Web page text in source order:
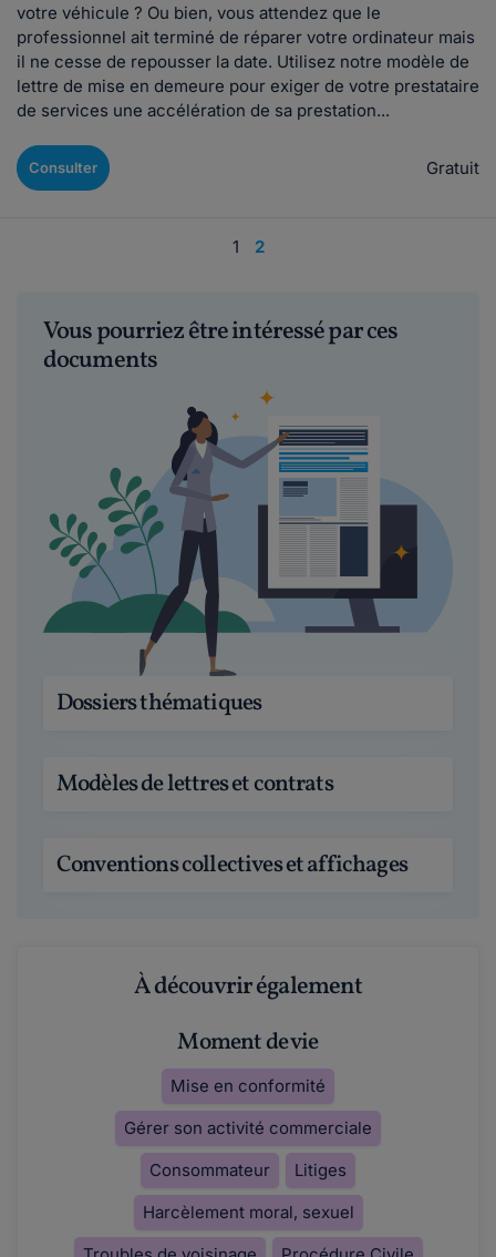
votre véhicule ? Ou bien, vous attendez que le
professionnel ait terminé de réparer votre ordinateur mais
il ne cesse de repousser la date. Utilisez notre modèle de
lettre de mise en demeure pour exiger de votre prestataire
de services une accélération de sa prestation...
Consulter Gratuit
1 2
Vous pourriez être intéressé par ces
documents
Dossiers thématiques
Modèles de lettres et contrats
Conventions collectives et affichages
À découvrir également
Moment de vie
Mise en conformité
Gérer son activité commerciale
Consommateur
Litiges
Harcèlement moral, sexuel